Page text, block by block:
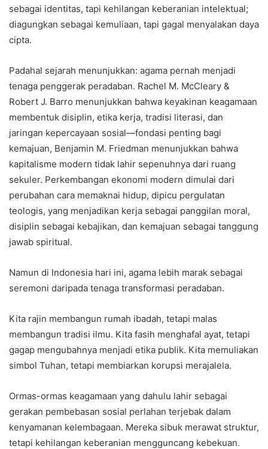
sebagai identitas, tapi kehilangan keberanian intelektual;
diagungkan sebagai kemuliaan, tapi gagal menyalakan daya
cipta.
Padahal sejarah menunjukkan: agama pernah menjadi
tenaga penggerak peradaban. Rachel M. McCleary &
Robert J. Barro menunjukkan bahwa keyakinan keagamaan
membentuk disiplin, etika kerja, tradisi literasi, dan
jaringan kepercayaan sosial—fondasi penting bagi
kemajuan, Benjamin M. Friedman menunjukkan bahwa
kapitalisme modern tidak lahir sepenuhnya dari ruang
sekuler. Perkembangan ekonomi modern dimulai dari
perubahan cara memaknai hidup, dipicu pergulatan
teologis, yang menjadikan kerja sebagai panggilan moral,
disiplin sebagai kebajikan, dan kemajuan sebagai tanggung
jawab spiritual.
Namun di Indonesia hari ini, agama lebih marak sebagai
seremoni daripada tenaga transformasi peradaban.
Kita rajin membangun rumah ibadah, tetapi malas
membangun tradisi ilmu. Kita fasih menghafal ayat, tetapi
gagap mengubahnya menjadi etika publik. Kita memuliakan
simbol Tuhan, tetapi membiarkan korupsi merajalela.
Ormas-ormas keagamaan yang dahulu lahir sebagai
gerakan pembebasan sosial perlahan terjebak dalam
kenyamanan kelembagaan. Mereka sibuk merawat struktur,
tetapi kehilangan keberanian mengguncang kebekuan.